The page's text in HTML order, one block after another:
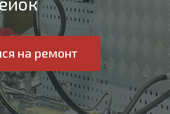
на ремонт